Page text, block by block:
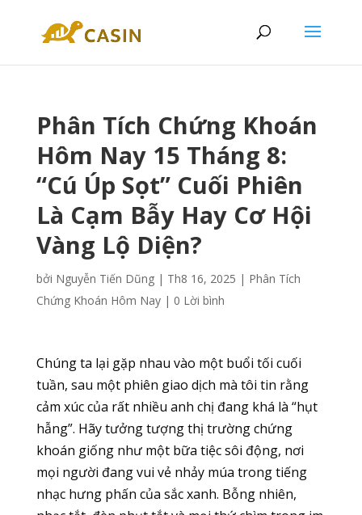
Phân Tích Chứng Khoán
Hôm Nay 15 Tháng 8:
“Cú Úp Sọt” Cuối Phiên
Là Cạm Bẫy Hay Cơ Hội
Vàng Lộ Diện?
bởi Nguyễn Tiến Dũng| Th8 16, 2025 | Phân Tích
Chứng Khoán Hôm Nay| 0 Lời bình
Chúng ta lại gặp nhau vào một buổi tối cuối
tuần, sau một phiên giao dịch mà tôi tin rằng
cảm xúc của rất nhiều anh chị đang khá là “hụt
hẫng”. Hãy tưởng tượng thị trường chứng
khoán giống như một bữa tiệc sôi động, nơi
mọi người đang vui vẻ nhảy múa trong tiếng
nhạc hưng phấn của sắc xanh. Bỗng nhiên,